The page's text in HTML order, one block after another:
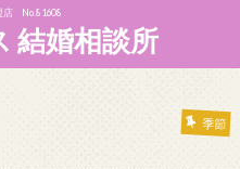
店 No.81608
結婚相談所
季節